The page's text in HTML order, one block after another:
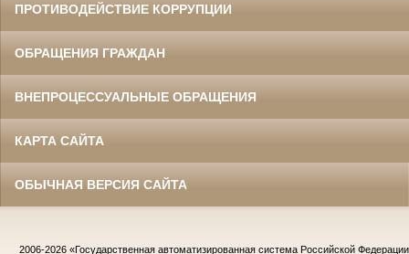
ПРОТИВОДЕЙСТВИЕ КОРРУПЦИИ
ОБРАЩЕНИЯ ГРАЖДАН
ВНЕПРОЦЕССУАЛЬНЫЕ ОБРАЩЕНИЯ
КАРТА САЙТА
ОБЫЧНАЯ ВЕРСИЯ САЙТА
2006-2026 «Государственная автоматизированная система Российской